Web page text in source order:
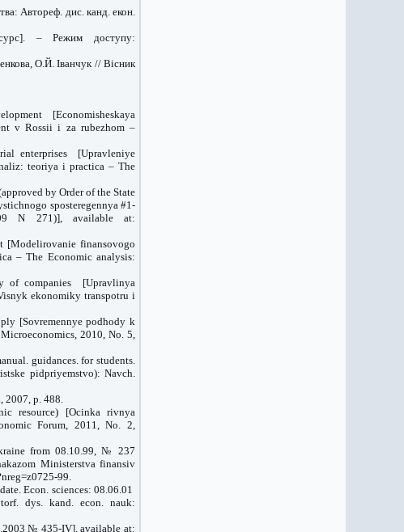
Автореф. дис. канд. екон.
– Режим доступу:
О.Й. Іванчук // Вісник
[Economisheskaya
v Rossii i za rubezhom –
enterprises [Upravleniye
teoriya i practica – The
by Order of the State
sposteregennya #1-
N 271)], available at:
[Modelirovanie finansovogo
– The Economic analysis:
of companies [Upravlinya
ekonomiky transpotru i
[Sovremennye podhody k
2010, No. 5,
guidances. for students.
pidpriyemstvo): Navch.
2007, p. 488.
resource) [Ocinka rivnya
Forum, 2011, No. 2,
from 08.10.99, № 237
Ministerstva finansiv
99.
Econ. sciences: 08.06.01
dys. kand. econ. nauk:
№ 435-IV], available at: